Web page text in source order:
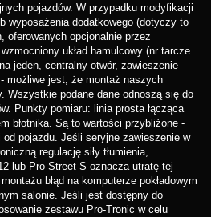
pojazdów. W przypadku modyfikacji
wyposażenia dodatkowego (dotyczy to
oferowanych opcjonalnie przez
układ hamulcowy (nr tarcze
jeden, centralny otwór, zawieszenie
możliwe jest, że montaż naszych
Wszystkie podane dane odnoszą się do
Punkty pomiaru: linia prosta łącząca
błotnika. Są to wartości przybliżone -
pojazdu. Jeśli seryjne zawieszenie w
regulację siły tłumienia,
lub Pro-Street-S oznacza utratę tej
błąd na komputerze pokładowym
salonie. Jeśli jest dostępny do
zestawu Pro-Tronic w celu